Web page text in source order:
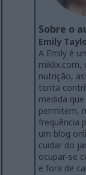
Sobre o
Emily
A Emily é
miklix.com,
nutrição,
tenta
medida
permitem,
frequência
um blog
cuidar do
ocupar-se
e fora de